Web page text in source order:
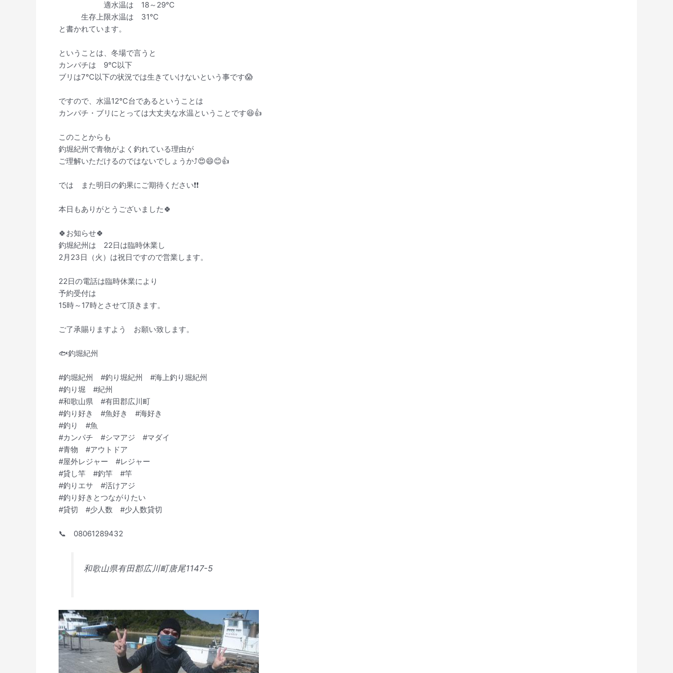
適水温は 18～29℃
生存上限水温は 31℃
と書かれています。
ということは、冬場で言うと
カンパチは 9℃以下
ブリは7℃以下の状況では生きていけないという事です😱
ですので、水温12℃台であるということは
カンパチ・ブリにとっては大丈夫な水温ということです😆👍
このことからも
釣堀紀州で青物がよく釣れている理由が
ご理解いただけるのではないでしょうか⤴️😍😄😊👍
では また明日の釣果にご期待ください❗️❗️
本日もありがとうございました🍀
🍀お知らせ🍀
釣堀紀州は 22日は臨時休業し
2月23日（火）は祝日ですので営業します。
22日の電話は臨時休業により
予約受付は
15時～17時とさせて頂きます。
ご了承賜りますよう お願い致します。
🐟釣堀紀州
#釣堀紀州 #釣り堀紀州 #海上釣り堀紀州
#釣り堀 #紀州
#和歌山県 #有田郡広川町
#釣り好き #魚好き #海好き
#釣り #魚
#カンパチ #シマアジ #マダイ
#青物 #アウトドア
#屋外レジャー #レジャー
#貸し竿 #釣竿 #竿
#釣りエサ #活けアジ
#釣り好きとつながりたい
#貸切 #少人数 #少人数貸切
📞 08061289432
和歌山県有田郡広川町唐尾1147-5